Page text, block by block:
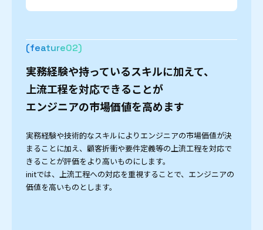
(feature )
実務経験や持っているスキルに加えて、
上流工程を対応できることが
エンジニアの市場価値を高めます
実務経験や技術的なスキルによりエンジニアの市場価値が決
まることに加え、顧客折衝や要件定義等の上流工程を対応で
きることが評価をより高いものにします。
initでは、上流工程への対応を重視することで、エンジニアの
価値を高いものとします。